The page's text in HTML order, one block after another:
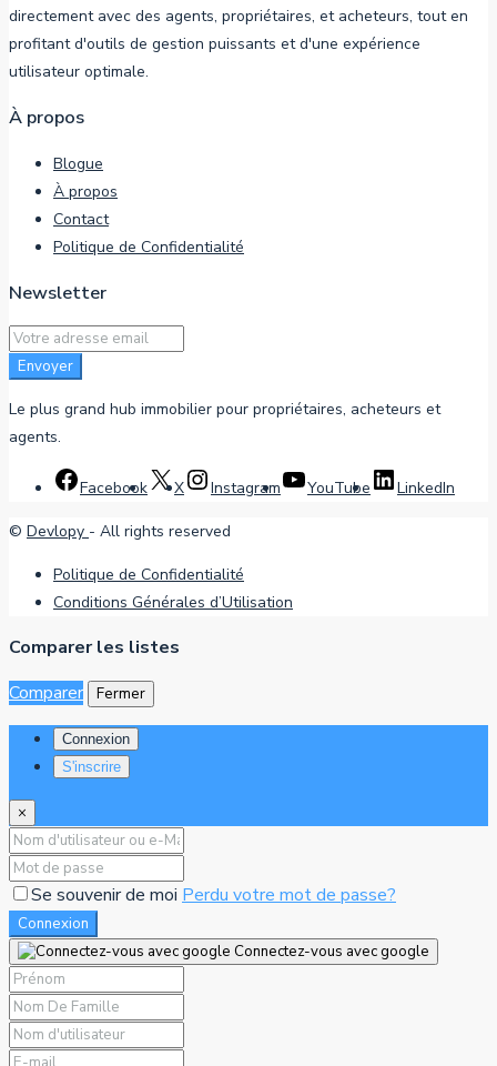
directement avec des agents, propriétaires, et acheteurs, tout en
profitant d'outils de gestion puissants et d'une expérience
utilisateur optimale.
À propos
Blogue
À propos
Contact
Politique de Confidentialité
Newsletter
Envoyer
Le plus grand hub immobilier pour propriétaires, acheteurs et
agents.
Facebook X Instagram YouTube LinkedIn
© Devlopy - All rights reserved
Politique de Confidentialité
Conditions Générales d’Utilisation
Comparer les listes
Comparer
Fermer
Connexion
S'inscrire
×
Se souvenir de moi Perdu votre mot de passe?
Connexion
Connectez-vous avec google